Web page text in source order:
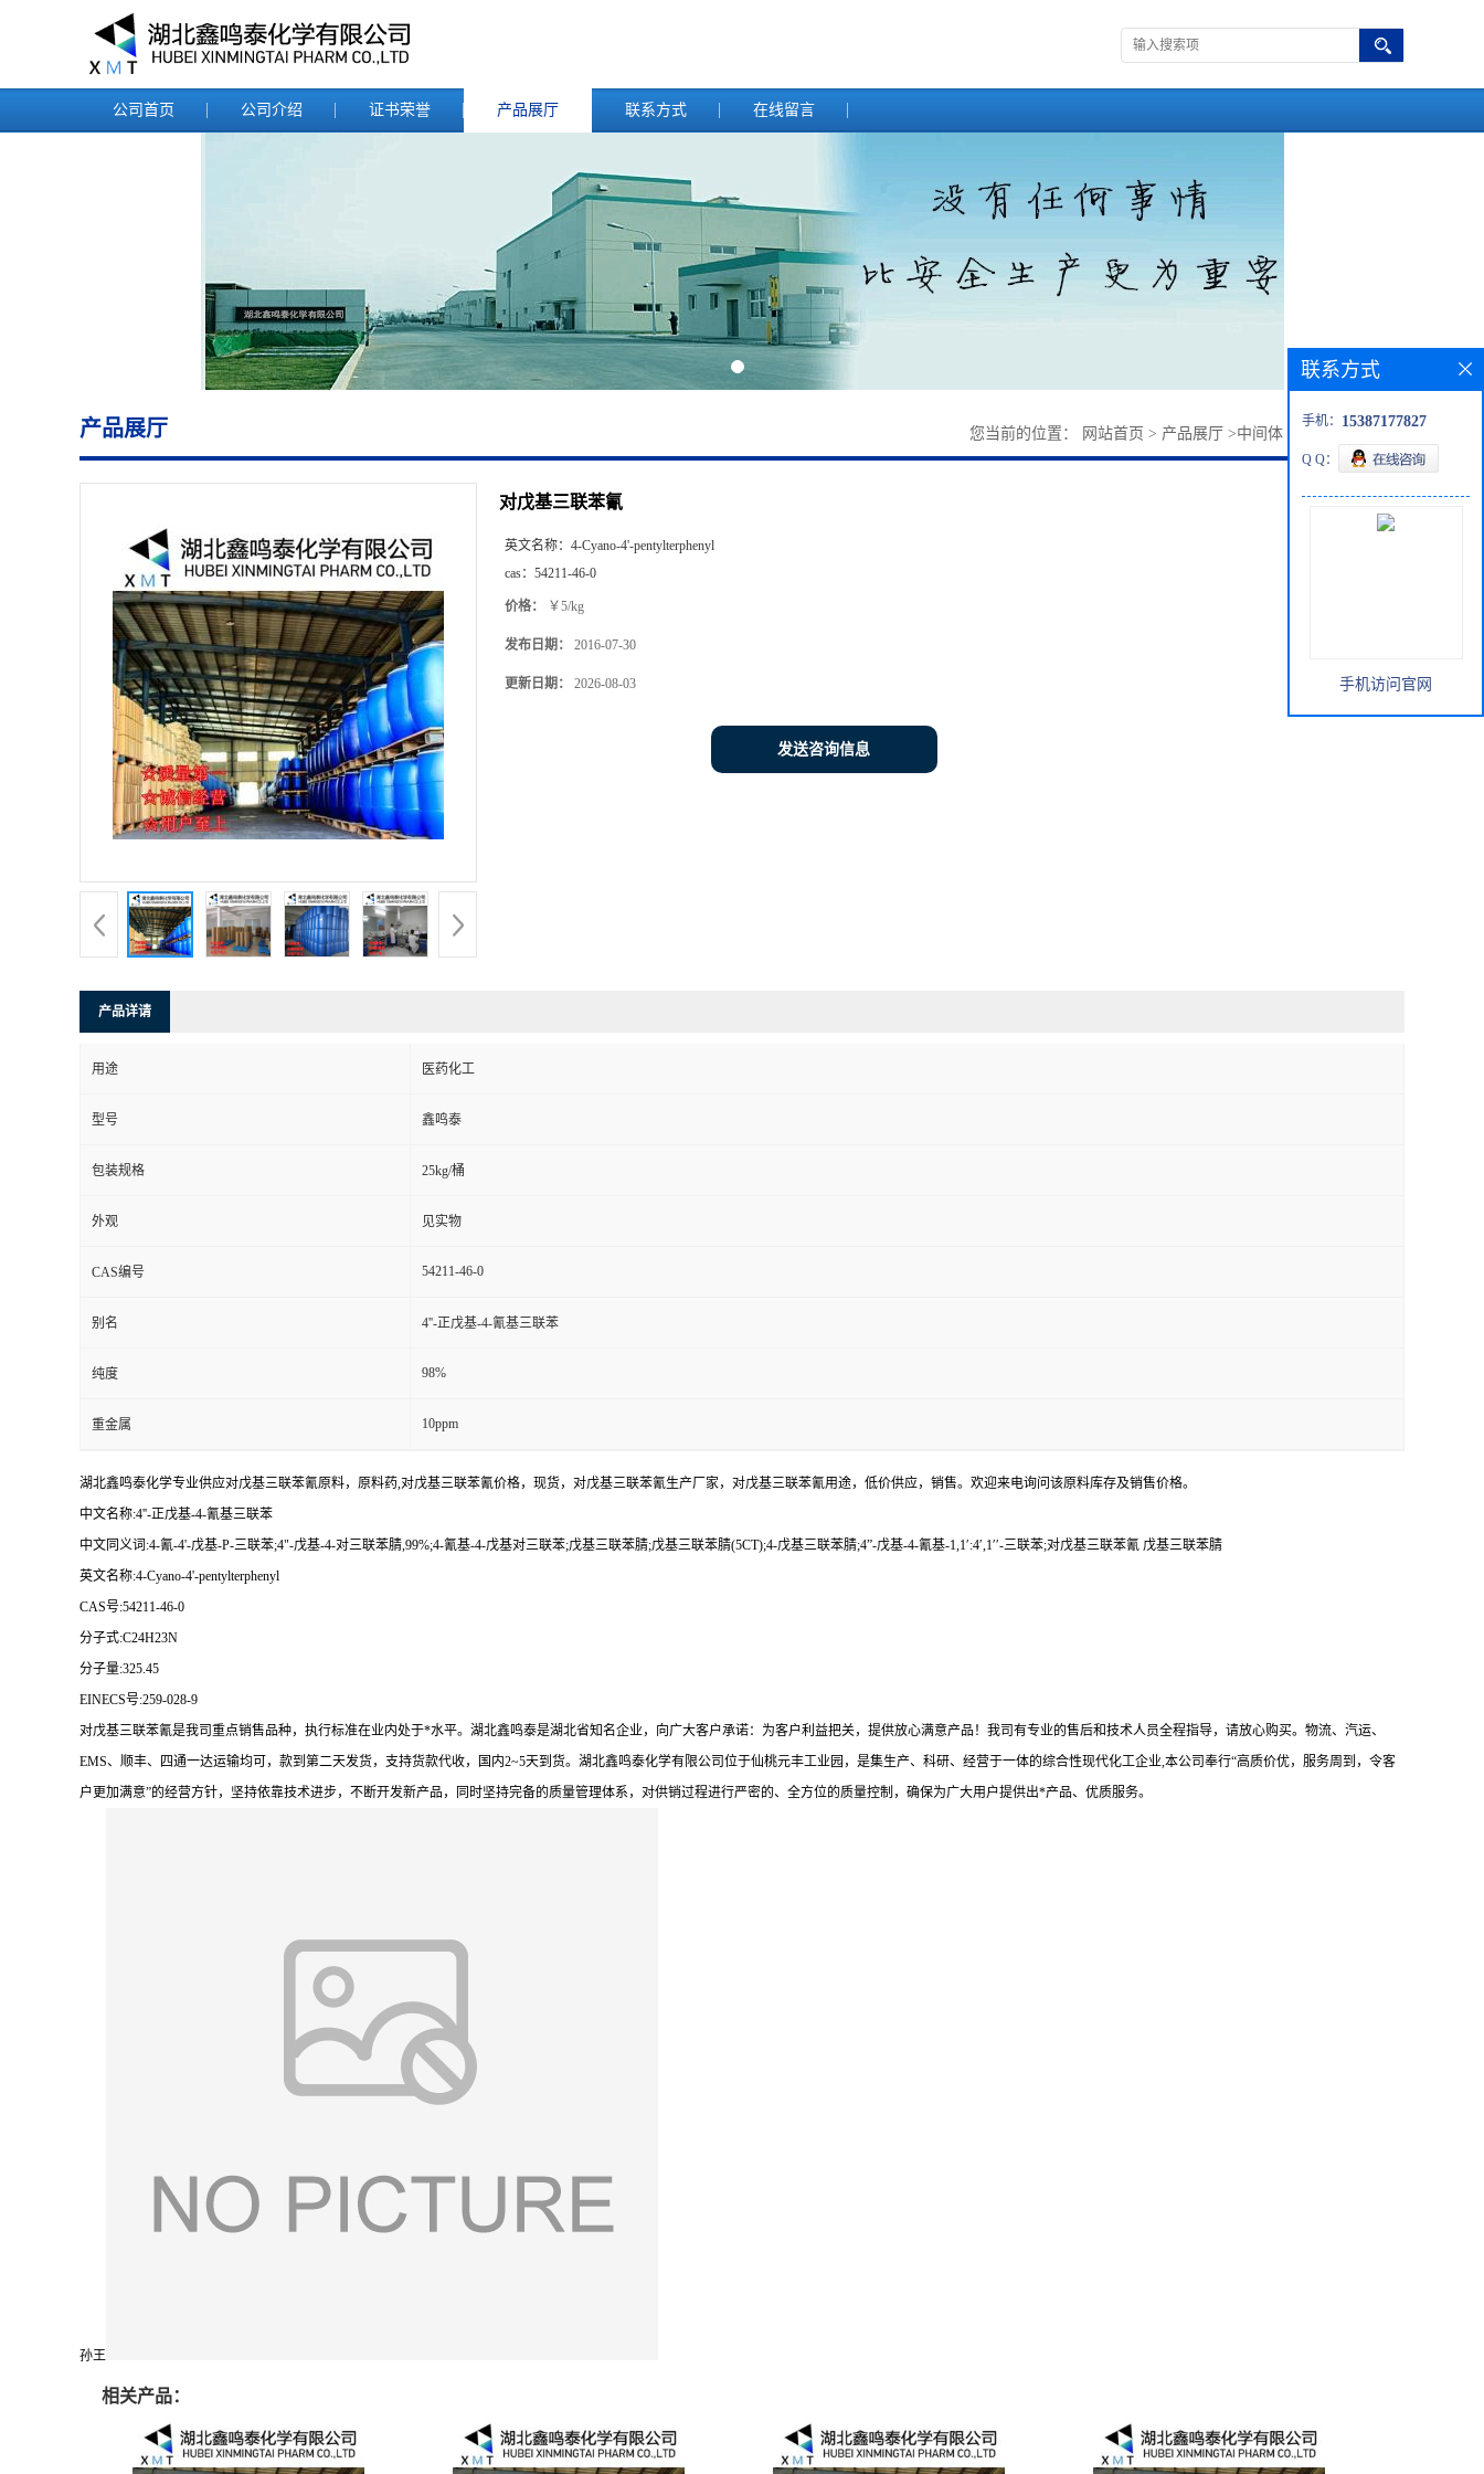
公司首页 公司介绍 证书荣誉 产品展厅 联系方式 在线留言
产品展厅 您当前的位置： 网站首页 > 产品展厅 >中间体
对戊基三联苯氰
英文名称： 4-Cyano-4'-pentylterphenyl
cas： 54211-46-0
价格： ￥5/kg
发布日期： 2016-07-30
更新日期： 2026-08-03
发送咨询信息
产品详请
用途 医药化工
型号 鑫鸣泰
包装规格 25kg/桶
外观 见实物
CAS编号 54211-46-0
别名 4''-正戊基-4-氰基三联苯
纯度 98%
重金属 10ppm
湖北鑫鸣泰化学专业供应对戊基三联苯氰原料，原料药,对戊基三联苯氰价格，现货，对戊基三联苯氰生产厂家，对戊基三联苯氰用途，低价供应，销售。欢迎来电询问该原料库存及销售价格。
中文名称:4''-正戊基-4-氰基三联苯
中文同义词:4-氰-4'-戊基-P-三联苯;4"-戊基-4-对三联苯腈,99%;4-氰基-4-戊基对三联苯;戊基三联苯腈;戊基三联苯腈(5CT);4-戊基三联苯腈;4”-戊基-4-氰基-1,1′:4′,1′′-三联苯;对戊基三联苯氰 戊基三联苯腈
英文名称:4-Cyano-4'-pentylterphenyl
CAS号:54211-46-0
分子式:C24H23N
分子量:325.45
EINECS号:259-028-9
对戊基三联苯氰是我司重点销售品种，执行标准在业内处于*水平。湖北鑫鸣泰是湖北省知名企业，向广大客户承诺：为客户利益把关，提供放心满意产品！我司有专业的售后和技术人员全程指导，请放心购买。物流、汽运、
EMS、顺丰、四通一达运输均可，款到第二天发货，支持货款代收，国内2~5天到货。湖北鑫鸣泰化学有限公司位于仙桃元丰工业园，是集生产、科研、经营于一体的综合性现代化工企业,本公司奉行“高质价优，服务周到，令客
户更加满意”的经营方针，坚持依靠技术进步，不断开发新产品，同时坚持完备的质量管理体系，对供销过程进行严密的、全方位的质量控制，确保为广大用户提供出*产品、优质服务。
孙王
相关产品：
联系方式
手机： 15387177827
Q Q：
手机访问官网